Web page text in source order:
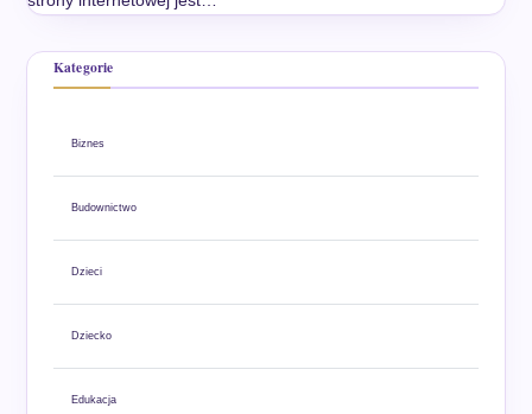
Kategorie
Biznes
Budownictwo
Dzieci
Dziecko
Edukacja